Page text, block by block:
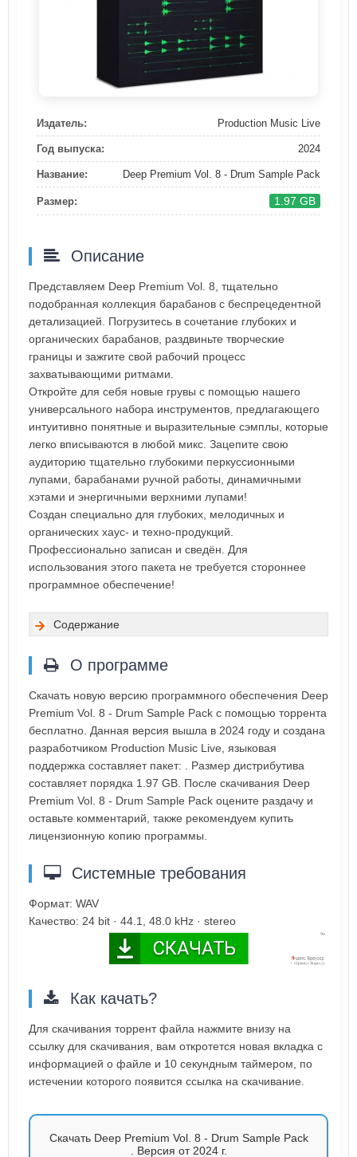
Издатель: Production Music Live
Год выпуска: 2024
Название: Deep Premium Vol. 8 - Drum Sample Pack
Размер: 1.97 GB
Описание
Представляем Deep Premium Vol. 8, тщательно
подобранная коллекция барабанов с беспрецедентной
детализацией. Погрузитесь в сочетание глубоких и
органических барабанов, раздвиньте творческие
границы и зажгите свой рабочий процесс
захватывающими ритмами.
Откройте для себя новые грувы с помощью нашего
универсального набора инструментов, предлагающего
интуитивно понятные и выразительные сэмплы, которые
легко вписываются в любой микс. Зацепите свою
аудиторию тщательно глубокими перкуссионными
лупами, барабанами ручной работы, динамичными
хэтами и энергичными верхними лупами!
Создан специально для глубоких, мелодичных и
органических хаус- и техно-продукций.
Профессионально записан и сведён. Для
использования этого пакета не требуется стороннее
программное обеспечение!
Содержание
О программе
Скачать новую версию программного обеспечения Deep
Premium Vol. 8 - Drum Sample Pack с помощью торрента
бесплатно. Данная версия вышла в 2024 году и создана
разработчиком Production Music Live, языковая
поддержка составляет пакет: . Размер дистрибутива
составляет порядка 1.97 GB. После скачивания Deep
Premium Vol. 8 - Drum Sample Pack оцените раздачу и
оставьте комментарий, также рекомендуем купить
лицензионную копию программы.
Системные требования
Формат: WAV
Качество: 24 bit · 44.1, 48.0 kHz · stereo
Как качать?
Для скачивания торрент файла нажмите внизу на
ссылку для скачивания, вам откротется новая вкладка с
информацией о файле и 10 секундным таймером, по
истечении которого появится ссылка на скачивание.
Скачать Deep Premium Vol. 8 - Drum Sample Pack
. Версия от 2024 г.